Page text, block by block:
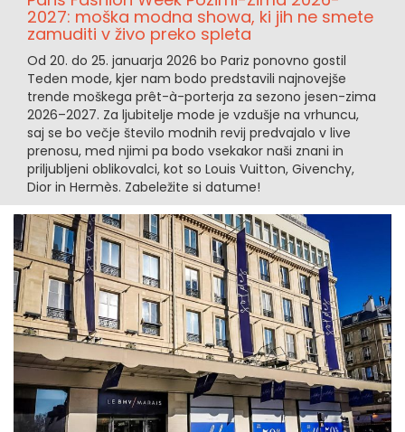
2027: moška modna showa, ki jih ne smete
zamuditi v živo preko spleta
Od 20. do 25. januarja 2026 bo Pariz ponovno gostil
Teden mode, kjer nam bodo predstavili najnovejše
trende moškega prêt-à-porterja za sezono jesen-zima
2026–2027. Za ljubitelje mode je vzdušje na vrhuncu,
saj se bo večje število modnih revij predvajalo v live
prenosu, med njimi pa bodo vsekakor naši znani in
priljubljeni oblikovalci, kot so Louis Vuitton, Givenchy,
Dior in Hermès. Zabeležite si datume!